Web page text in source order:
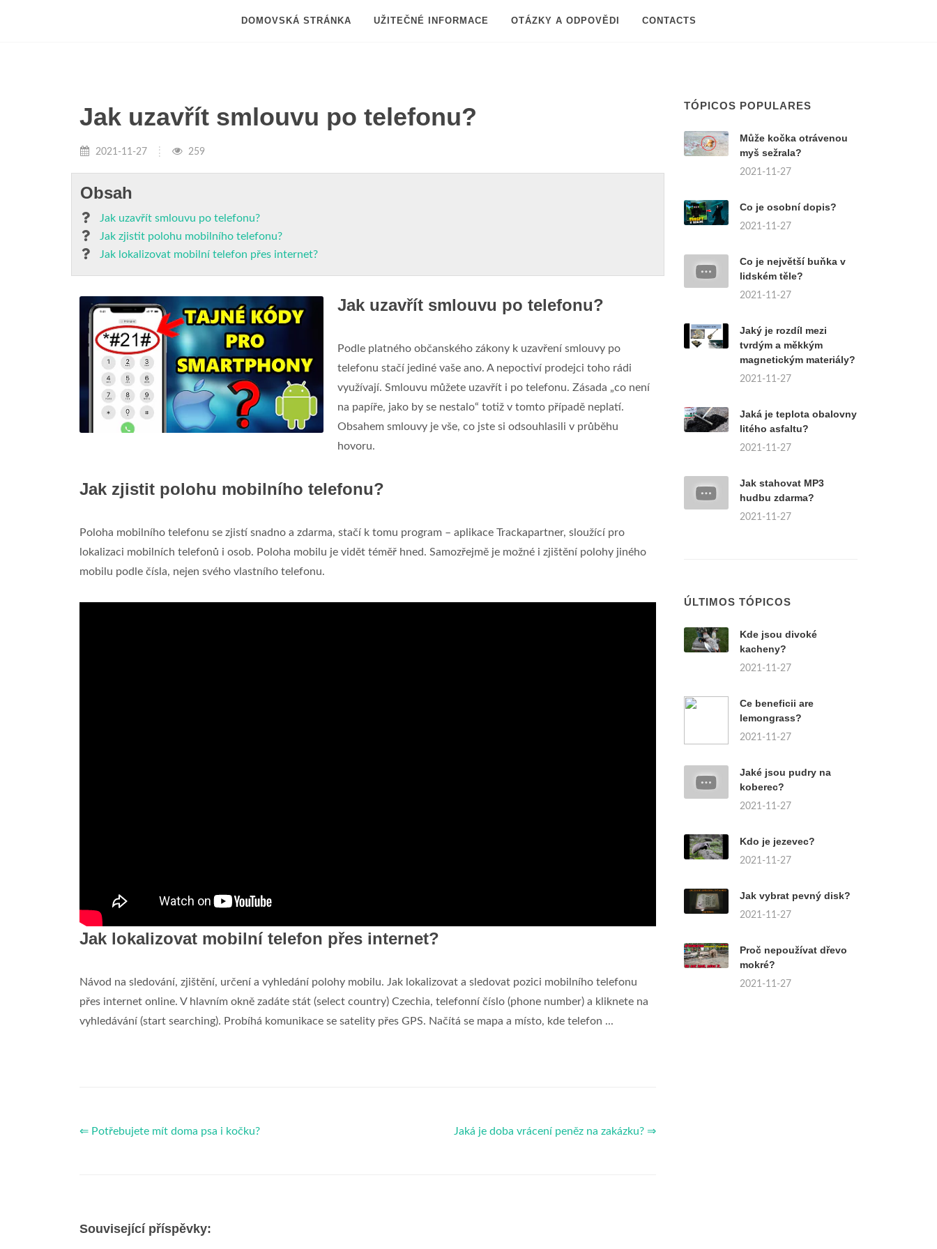
DOMOVSKÁ STRÁNKA UŽITEČNÉ INFORMACE OTÁZKY A ODPOVĚDI CONTACTS
Jak uzavřít smlouvu po telefonu?
2021-11-27 259
Obsah
Jak uzavřít smlouvu po telefonu?
Jak zjistit polohu mobilního telefonu?
Jak lokalizovat mobilní telefon přes internet?
Jak uzavřít smlouvu po telefonu?
Podle platného občanského zákony k uzavření smlouvy po
telefonu stačí jediné vaše ano. A nepoctiví prodejci toho rádi
využívají. Smlouvu můžete uzavřít i po telefonu. Zásada „co není
na papíře, jako by se nestalo“ totiž v tomto případě neplatí.
Obsahem smlouvy je vše, co jste si odsouhlasili v průběhu
hovoru.
Jak zjistit polohu mobilního telefonu?
Poloha mobilního telefonu se zjistí snadno a zdarma, stačí k tomu program – aplikace Trackapartner, sloužící pro
lokalizaci mobilních telefonů i osob. Poloha mobilu je vidět téměř hned. Samozřejmě je možné i zjištění polohy jiného
mobilu podle čísla, nejen svého vlastního telefonu.
Jak lokalizovat mobilní telefon přes internet?
Návod na sledování, zjištění, určení a vyhledání polohy mobilu. Jak lokalizovat a sledovat pozici mobilního telefonu
přes internet online. V hlavním okně zadáte stát (select country) Czechia, telefonní číslo (phone number) a kliknete na
vyhledávání (start searching). Probíhá komunikace se satelity přes GPS. Načítá se mapa a místo, kde telefon ...
⇐ Potřebujete mít doma psa i kočku? Jaká je doba vrácení peněz na zakázku? ⇒
Související příspěvky:
TÓPICOS POPULARES
Může kočka otrávenou
myš sežrala?
2021-11-27
Co je osobní dopis?
2021-11-27
Co je největší buňka v
lidském těle?
2021-11-27
Jaký je rozdíl mezi
tvrdým a měkkým
magnetickým materiály?
2021-11-27
Jaká je teplota obalovny
litého asfaltu?
2021-11-27
Jak stahovat MP3
hudbu zdarma?
2021-11-27
ÚLTIMOS TÓPICOS
Kde jsou divoké
kacheny?
2021-11-27
Ce beneficii are
lemongrass?
2021-11-27
Jaké jsou pudry na
koberec?
2021-11-27
Kdo je jezevec?
2021-11-27
Jak vybrat pevný disk?
2021-11-27
Proč nepoužívat dřevo
mokré?
2021-11-27